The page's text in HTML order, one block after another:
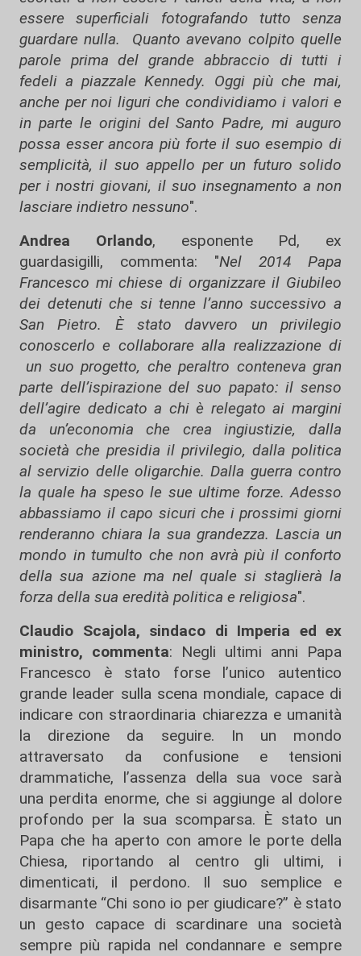
essere superficiali fotografando tutto senza
guardare nulla. Quanto avevano colpito quelle
parole prima del grande abbraccio di tutti i
fedeli a piazzale Kennedy. Oggi più che mai,
anche per noi liguri che condividiamo i valori e
in parte le origini del Santo Padre, mi auguro
possa esser ancora più forte il suo esempio di
semplicità, il suo appello per un futuro solido
per i nostri giovani, il suo insegnamento a non
lasciare indietro nessuno".
Andrea Orlando, esponente Pd, ex
guardasigilli, commenta: "Nel 2014 Papa
Francesco mi chiese di organizzare il Giubileo
dei detenuti che si tenne l’anno successivo a
San Pietro. È stato davvero un privilegio
conoscerlo e collaborare alla realizzazione di
un suo progetto, che peraltro conteneva gran
parte dell’ispirazione del suo papato: il senso
dell’agire dedicato a chi è relegato ai margini
da un’economia che crea ingiustizie, dalla
società che presidia il privilegio, dalla politica
al servizio delle oligarchie. Dalla guerra contro
la quale ha speso le sue ultime forze. Adesso
abbassiamo il capo sicuri che i prossimi giorni
renderanno chiara la sua grandezza. Lascia un
mondo in tumulto che non avrà più il conforto
della sua azione ma nel quale si staglierà la
forza della sua eredità politica e religiosa".
Claudio Scajola, sindaco di Imperia ed ex
ministro, commenta: Negli ultimi anni Papa
Francesco è stato forse l’unico autentico
grande leader sulla scena mondiale, capace di
indicare con straordinaria chiarezza e umanità
la direzione da seguire. In un mondo
attraversato da confusione e tensioni
drammatiche, l’assenza della sua voce sarà
una perdita enorme, che si aggiunge al dolore
profondo per la sua scomparsa. È stato un
Papa che ha aperto con amore le porte della
Chiesa, riportando al centro gli ultimi, i
dimenticati, il perdono. Il suo semplice e
disarmante “Chi sono io per giudicare?” è stato
un gesto capace di scardinare una società
sempre più rapida nel condannare e sempre